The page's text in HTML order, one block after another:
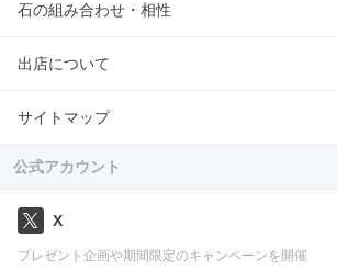
石の組み合わせ・相性
出店について
サイトマップ
公式アカウント
X
プレゼント企画や期間限定のキャンペーンを開催